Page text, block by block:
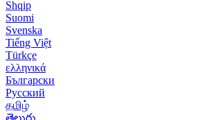
Shqip
Suomi
Svenska
Tiếng Việt
Türkçe
ελληνικά
Български
Русский
தமிழ்
తెలుగు